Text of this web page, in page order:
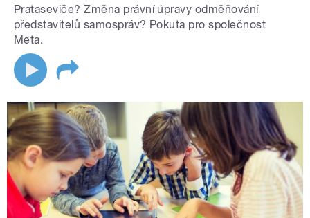
Prataseviče? Změna právní úpravy odměňování
představitelů samospráv? Pokuta pro společnost
Meta.